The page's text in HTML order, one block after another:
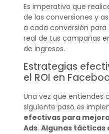
Es imperativo que
de las conversiones y
a cada conversión
real de tus campañas
de ingresos.
Estrategias
el ROI en
Una vez que entiendes
siguiente paso es
efectivas para
Ads. Algunas tácticas